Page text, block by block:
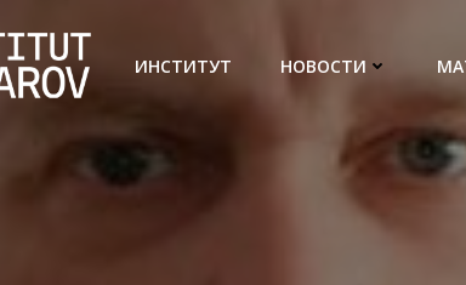
ИНСТИТУТ НОВОСТИ